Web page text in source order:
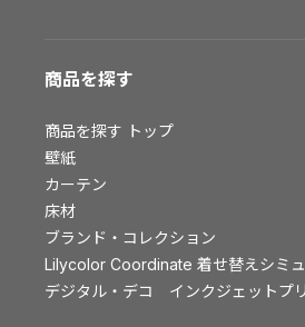
お客様サポート
お客様サポート トップ
資料ダウンロード
画像ダウンロード
動画一覧
お手入れ便利帳
お役立ち資料
お問い合わせ（一般のお客様）
商品を探す
商品を探す トップ
壁紙
カーテン
床材
ブランド・コレクション
Lilycolor Coordinate 着せ替えシミ
デジタル・デコ インクジェットプ